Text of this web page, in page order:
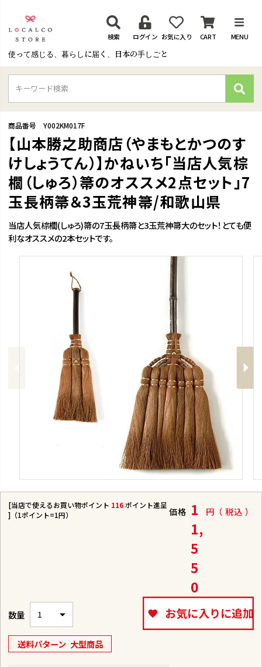
使って感じる、暮らしに届く、日本の手しごと
検索 ログイン お気に入り CART MENU
検
索
Previous
Next
当店人気棕櫚(しゅろ)箒の7玉長柄箒と3玉荒神箒大のセット！とても便
利なオススメの2本セットです。
【山本勝之助商店（やまもとかつのす
けしょうてん）】かねいち「当店人気棕
櫚（しゅろ）箒のオススメ2点セット」7
玉長柄箒＆3玉荒神箒/和歌山県
商品番号 Y002KM017F
[当店で使えるお買い物ポイント 116ポイント進呈
]（1ポイント=1円）
価格 1
1,
5
5
0
税込
送料パターン 大型商品
お気に入りに追加